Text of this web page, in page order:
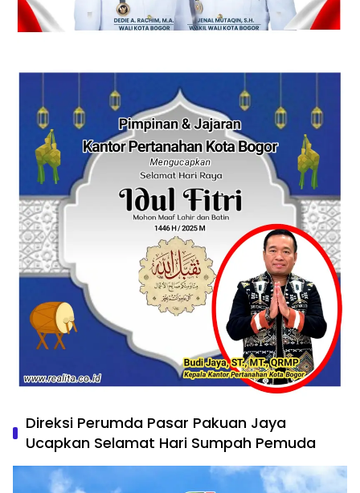
Direksi Perumda Pasar Pakuan Jaya
Ucapkan Selamat Hari Sumpah Pemuda